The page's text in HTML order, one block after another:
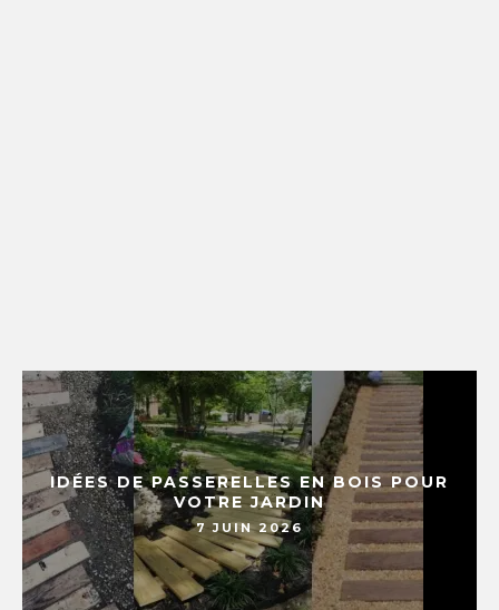
IDÉES DE PASSERELLES EN BOIS POUR
VOTRE JARDIN
7 JUIN 2026